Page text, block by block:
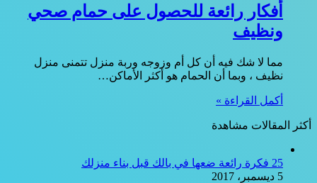
أفكار رائعة للحصول على حمام صحي
ونظيف
مما لا شك فيه أن كل أم وزوجه وربة منزل تتمنى منزل
نظيف ، وبما أن الحمام هو أكثر الأماكن…
أكمل القراءة »
أكثر المقالات مشاهدة
25 فكرة رائعة ضعها في بالك قبل بناء منزلك
5 ديسمبر، 2017